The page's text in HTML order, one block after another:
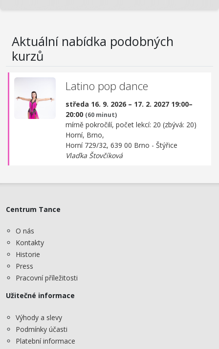
Aktuální nabídka podobných
kurzů
Latino pop dance
středa 16. 9. 2026 – 17. 2. 2027 19:00–
20:00 (60 minut)
mírně pokročilí, počet lekcí: 20 (zbývá: 20)
Horní, Brno,
Horní 729/32, 639 00 Brno - Štýřice
Vlaďka Štovčíková
Centrum Tance
O nás
Kontakty
Historie
Press
Pracovní příležitosti
Užitečné informace
Výhody a slevy
Podmínky účasti
Platební informace